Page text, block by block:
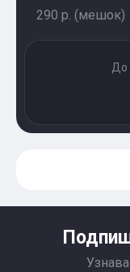
290 р. (мешок)
До